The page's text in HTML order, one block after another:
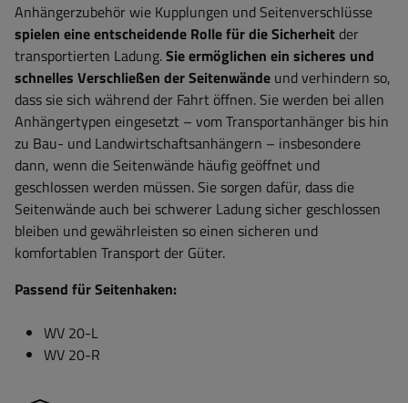
Anhängerzubehör wie Kupplungen und Seitenverschlüsse
spielen eine entscheidende Rolle für die Sicherheit der
transportierten Ladung.Sie ermöglichen ein sicheres und
schnelles Verschließen der Seitenwände und verhindern so,
dass sie sich während der Fahrt öffnen. Sie werden bei allen
Anhängertypen eingesetzt – vom Transportanhänger bis hin
zu Bau- und Landwirtschaftsanhängern – insbesondere
dann, wenn die Seitenwände häufig geöffnet und
geschlossen werden müssen. Sie sorgen dafür, dass die
Seitenwände auch bei schwerer Ladung sicher geschlossen
bleiben und gewährleisten so einen sicheren und
komfortablen Transport der Güter.
Passend für Seitenhaken:
WV 20-L
WV 20-R